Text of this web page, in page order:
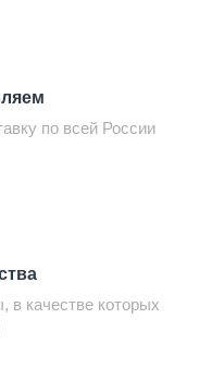
по всей России
в качестве которых